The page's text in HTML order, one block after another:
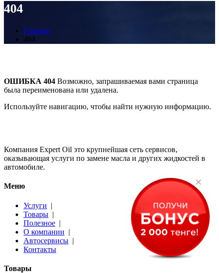
404
Главная
404
ОШИБКА 404 Возможно, запрашиваемая вами страница
была переименована или удалена.
Используйте навигацию, чтобы найти нужную информацию.
Компания Expert Oil это крупнейшая сеть сервисов,
оказывающая услуги по замене масла и других жидкостей в
автомобиле.
Меню
Услуги |
Товары |
Полезное |
О компании |
Автосервисы |
Контакты
Товары
×